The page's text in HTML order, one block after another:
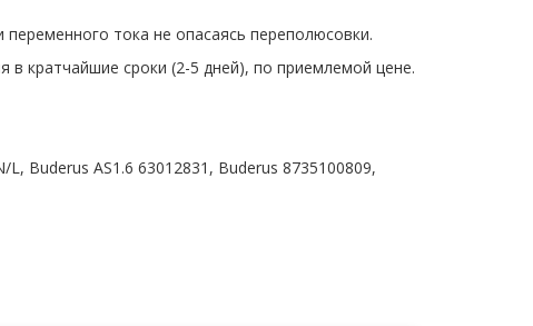
тока не опасаясь переполюсовки.
кратчайшие сроки (2-5 дней), по приемлемой цене.
Buderus AS1.6 63012831, Buderus 8735100809,